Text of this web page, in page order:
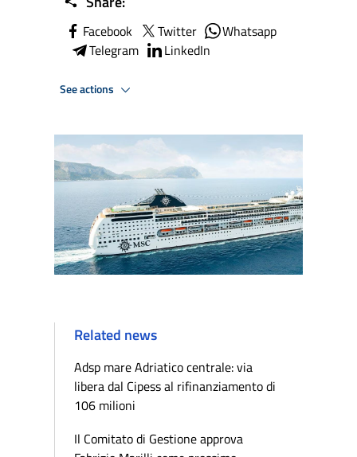
Facebook Twitter
Whatsapp
Telegram
LinkedIn
See actions
Related news
Adsp mare Adriatico centrale: via
libera dal Cipess al rifinanziamento di
106 milioni
Il Comitato di Gestione approva